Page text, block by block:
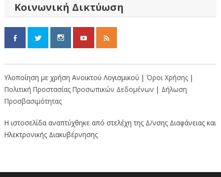
Κοινωνική Δικτύωση
Υλοποίηση με χρήση Ανοικτού Λογισμικού | Όροι Χρήσης |
Πολιτική Προστασίας Προσωπικών Δεδομένων | Δήλωση
Προσβασιμότητας
Η ιστοσελίδα αναπτύχθηκε από στελέχη της Δ/νσης Διαφάνειας και
Ηλεκτρονικής Διακυβέρνησης